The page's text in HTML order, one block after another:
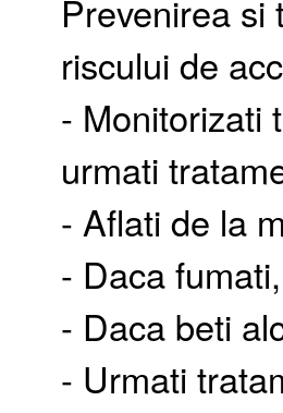
Prevenirea si
riscului de
- Monitorizati
urmati
- Aflati de la
- Daca
- Daca beti
- Urmati